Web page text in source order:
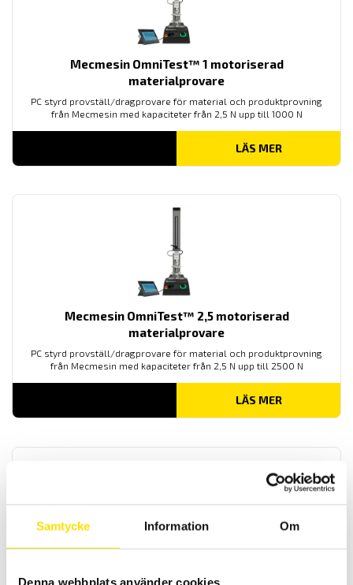
Samtycke Information Om
Denna webbplats använder cookies
Mecmesin OmniTest™ 1 motoriserad
materialprovare
PC styrd provställ/dragprovare för material och produktprovning
från Mecmesin med kapaciteter från 2,5 N upp till 1000 N
LÄS MER
Mecmesin OmniTest™ 2,5 motoriserad
materialprovare
PC styrd provställ/dragprovare för material och produktprovning
från Mecmesin med kapaciteter från 2,5 N upp till 2500 N
LÄS MER